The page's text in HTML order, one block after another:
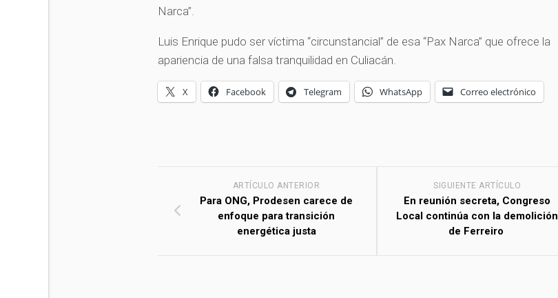
Narca”.
Luis Enrique pudo ser víctima “circunstancial” de esa “Pax Narca” que ofrece la
apariencia de una falsa tranquilidad en Culiacán.
X Facebook Telegram WhatsApp Correo electrónico
SIGUIENTE ARTÍCULO
En reunión secreta, Congreso
Local continúa con la demolición
de Ferreiro
ARTÍCULO ANTERIOR
Para ONG, Prodesen carece de
enfoque para transición
energética justa